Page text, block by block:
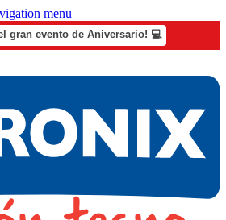
menu
gran evento de Aniversario! 💻